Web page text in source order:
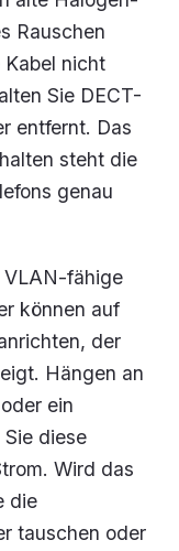
Rauschen
Kabel nicht
Sie DECT-
entfernt. Das
steht die
genau
VLAN-fähige
können auf
der
Hängen an
ein
diese
Wird das
die
tauschen oder